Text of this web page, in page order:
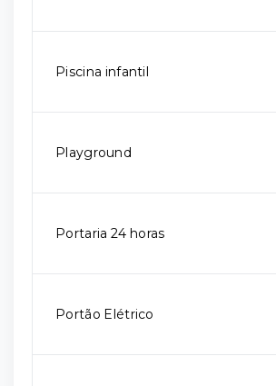
Piscina infantil
Playground
Portaria 24 horas
Portão Elétrico